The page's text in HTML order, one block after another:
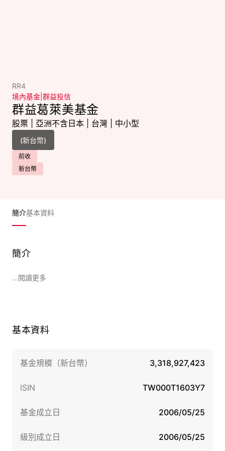
RR4
境內基金 群益投信
群益葛萊美基金
股票 亞洲不含日本 台灣 中小型
前收
新台幣
簡介基本資料
簡介
...閱讀更多
基本資料
基金規模（新台幣） 3,318,927,423
ISIN TW000T1603Y7
基金成立日 2006/05/25
級別成立日 2006/05/25